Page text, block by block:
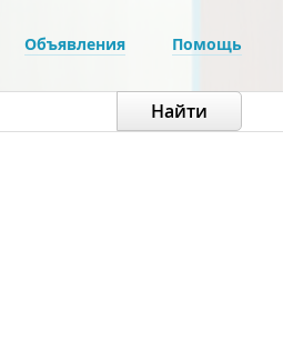
Объявления Помощь